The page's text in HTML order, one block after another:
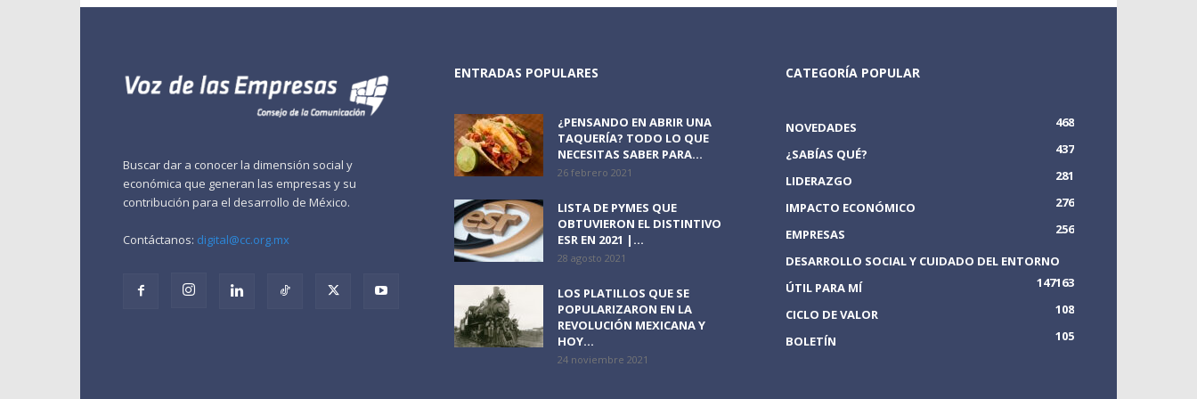
Buscar dar a conocer la dimensión social y
económica que generan las empresas y su
contribución para el desarrollo de México.
Contáctanos: digital@cc.org.mx
ENTRADAS POPULARES
¿PENSANDO EN ABRIR UNA
TAQUERÍA? TODO LO QUE
NECESITAS SABER PARA...
26 febrero 2021
LISTA DE PYMES QUE
OBTUVIERON EL DISTINTIVO
ESR EN 2021 |...
28 agosto 2021
LOS PLATILLOS QUE SE
POPULARIZARON EN LA
REVOLUCIÓN MEXICANA Y
HOY...
24 noviembre 2021
CATEGORÍA POPULAR
NOVEDADES
468
¿SABÍAS QUÉ?
437
LIDERAZGO
281
IMPACTO ECONÓMICO
276
EMPRESAS
256
DESARROLLO SOCIAL Y CUIDADO DEL ENTORNO
163
ÚTIL PARA MÍ
147
CICLO DE VALOR
108
BOLETÍN
105